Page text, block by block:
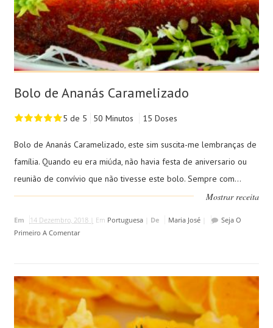
Bolo de Ananás Caramelizado
5 de 5 50 Minutos 15 Doses
Bolo de Ananás Caramelizado, este sim suscita-me lembranças de
família. Quando eu era miúda, não havia festa de aniversario ou
reunião de convívio que não tivesse este bolo. Sempre com...
Mostrar receita
Em 14 Dezembro, 2018 | Em Portuguesa| De Maria José|
Seja O
Primeiro A Comentar